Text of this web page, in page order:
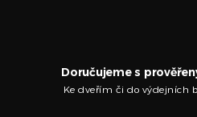
Doručujeme s
Ke dveřím či do výdejních